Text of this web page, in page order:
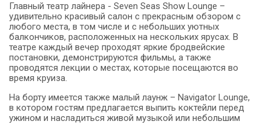
Главный театр лайнера - Seven Seas Show Lounge –
удивительно красивый салон с прекрасным обзором с
любого места, в том числе и с небольших уютных
балкончиков, расположенных на нескольких ярусах. В
театре каждый вечер проходят яркие бродвейские
постановки, демонстрируются фильмы, а также
проводятся лекции о местах, которые посещаются во
время круиза.
На борту имеется также малый лаунж – Navigator Lounge,
в котором гостям предлагается выпить коктейли перед
ужином и насладиться живой музыкой или небольшим